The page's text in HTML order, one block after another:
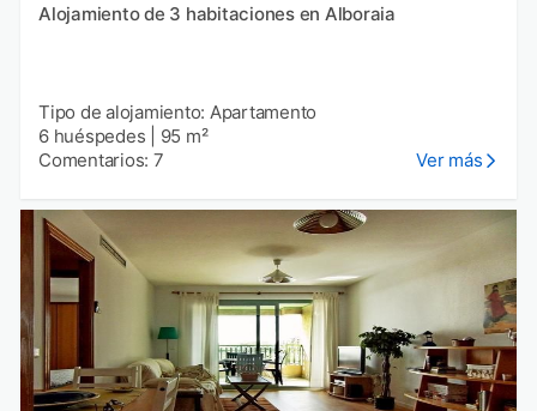
Alojamiento de 3 habitaciones en Alboraia
Tipo de alojamiento: Apartamento
6 huéspedes
95 m²
Comentarios: 7
Ver más